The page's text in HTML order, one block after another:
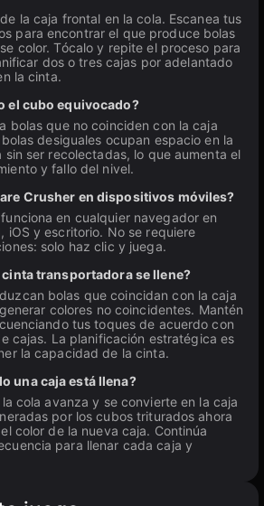
la caja frontal en la cola. Escanea tus
para encontrar el que produce bolas
color. Tócalo y repite el proceso para
dos o tres cajas por adelantado
la cinta.
el cubo equivocado?
bolas que no coinciden con la caja
desiguales ocupan espacio en la
ser recolectadas, lo que aumenta el
y fallo del nivel.
Crusher en dispositivos móviles?
funciona en cualquier navegador en
iOS y escritorio. No se requiere
solo haz clic y juega.
transportadora se llene?
bolas que coincidan con la caja
colores no coincidentes. Mantén
tus toques de acuerdo con
cajas. La planificación estratégica es
la capacidad de la cinta.
una caja está llena?
cola avanza y se convierte en la caja
por los cubos triturados ahora
color de la nueva caja. Continúa
para llenar cada caja y